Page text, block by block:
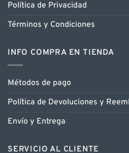
Política de Privacidad
Términos y Condiciones
INFO COMPRA EN TIENDA
Métodos de pago
Política de Devoluciones y
Envío y Entrega
SERVICIO AL CLIENTE